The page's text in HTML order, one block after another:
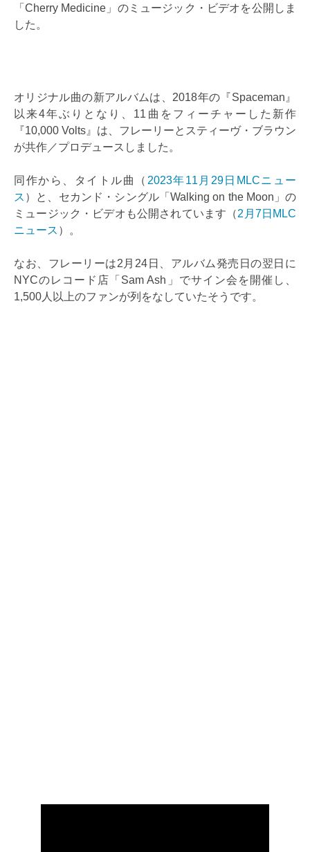
「Cherry Medicine」のミュージック・ビデオを公開しま
した。
オリジナル曲の新アルバムは、2018年の『Spaceman』
以来4年ぶりとなり、11曲をフィーチャーした新作
『10,000 Volts』は、フレーリーとスティーヴ・ブラウン
が共作／プロデュースしました。
同作から、タイトル曲（ 2023年11月29日MLCニュー
ス ）と、セカンド・シングル「Walking on the Moon」の
ミュージック・ビデオも公開されています（2月7日MLC
ニュース ）。
なお、フレーリーは2月24日、アルバム発売日の翌日に
NYCのレコード店「Sam Ash」でサイン会を開催し、
1,500人以上のファンが列をなしていたそうです。